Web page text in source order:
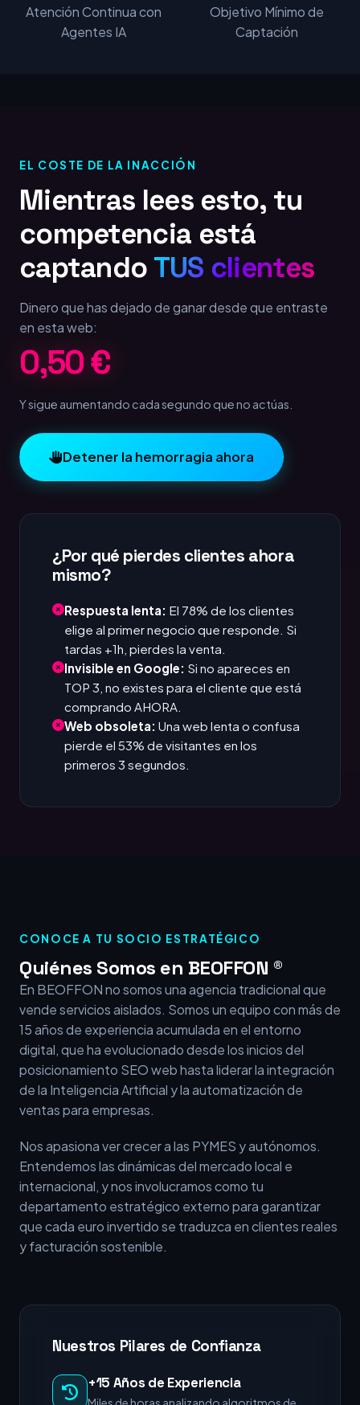
Atención Continua con
Agentes IA
Objetivo Mínimo de
Captación
EL COSTE DE LA INACCIÓN
Mientras lees esto, tu
competencia está
captando TUS clientes
Dinero que has dejado de ganar desde que entraste
en esta web:
1,00 €
Y sigue aumentando cada segundo que no actúas.
Detener la hemorragia ahora
¿Por qué pierdes clientes ahora
mismo?
Respuesta lenta: El 78% de los clientes
elige al primer negocio que responde. Si
tardas +1h, pierdes la venta.
Invisible en Google: Si no apareces en
TOP 3, no existes para el cliente que está
comprando AHORA.
Web obsoleta: Una web lenta o confusa
pierde el 53% de visitantes en los
primeros 3 segundos.
CONOCE A TU SOCIO ESTRATÉGICO
Quiénes Somos en BEOFFON ®
En BEOFFON no somos una agencia tradicional que
vende servicios aislados. Somos un equipo con más de
15 años de experiencia acumulada en el entorno
digital, que ha evolucionado desde los inicios del
posicionamiento SEO web hasta liderar la integración
de la Inteligencia Artificial y la automatización de
ventas para empresas.
Nos apasiona ver crecer a las PYMES y autónomos.
Entendemos las dinámicas del mercado local e
internacional, y nos involucramos como tu
departamento estratégico externo para garantizar
que cada euro invertido se traduzca en clientes reales
y facturación sostenible.
Nuestros Pilares de Confianza
+15 Años de Experiencia